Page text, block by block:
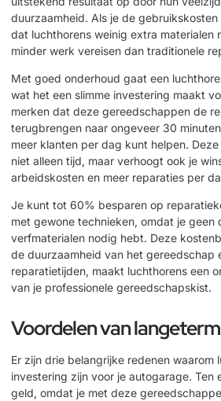
duurzaamheid. Als je de
dat luchthorens weinig extra materialen
minder werk vereisen dan traditionele
Met goed onderhoud gaat een
wat het een slimme investering maakt
merken dat deze gereedschappen de
terugbrengen naar ongeveer 30
meer klanten per dag kunt helpen.
niet alleen tijd, maar verhoogt ook je
arbeidskosten en meer reparaties per
Je kunt tot 60% besparen op
met gewone technieken, omdat je geen
verfmaterialen nodig hebt. Deze
de duurzaamheid van het gereedschap
reparatietijden, maakt luchthorens een
van je professionele gereedschapskist.
Voordelen van
Er zijn drie belangrijke redenen waarom
investering zijn voor je autogarage. Ten
geld, omdat je met deze